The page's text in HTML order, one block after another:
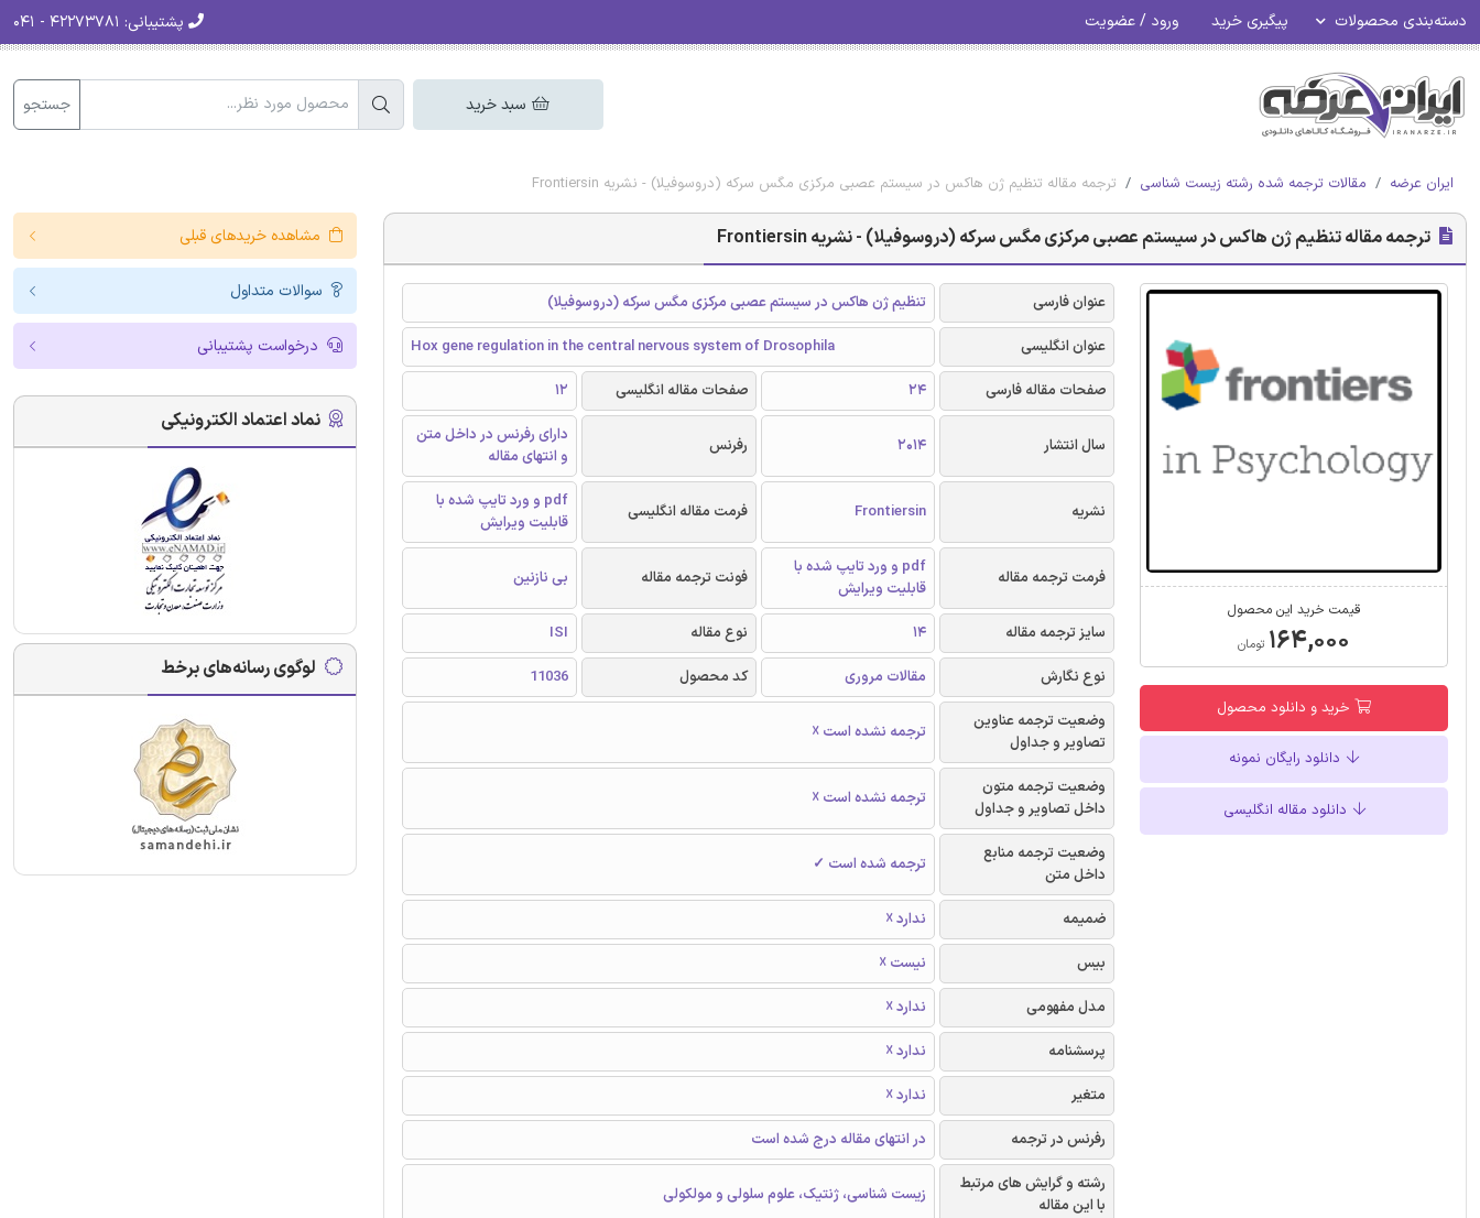
دسته‌بندی محصولات پیگیری خرید ورود / عضویت پشتیبانی:
سبد خرید جستجو
ایران عرضه مقالات ترجمه شده رشته زیست شناسی ترجمه مقاله تنظیم ژن هاکس در سیستم عصبی مرکزی مگس سرکه (دروسوفیلا) - نشریه Frontiersin
ترجمه مقاله تنظیم ژن هاکس در سیستم عصبی مرکزی مگس سرکه (دروسوفیلا) - نشریه Frontiersin
قیمت خرید این محصول
۱۶۴,۰۰۰ تومان
خرید و دانلود محصول
دانلود رایگان نمونه
دانلود مقاله انگلیسی
عنوان فارسی
تنظیم ژن هاکس در سیستم عصبی مرکزی مگس سرکه (دروسوفیلا)
عنوان انگلیسی
Hox gene regulation in the central nervous system of Drosophila
صفحات مقاله فارسی
24 صفحات مقاله انگلیسی 12
سال انتشار 2014 رفرنس
دارای رفرنس در داخل متن
و انتهای مقاله
نشریه Frontiersin فرمت مقاله انگلیسی
pdf و ورد تایپ شده با
قابلیت ویرایش
فرمت ترجمه مقاله
pdf و ورد تایپ شده با
قابلیت ویرایش
فونت ترجمه مقاله بی نازنین
سایز ترجمه مقاله 14 نوع مقاله
ISI
نوع نگارش
مقالات مروری کد محصول
11036
وضعیت ترجمه عناوین
تصاویر و جداول
ترجمه نشده است ☓
وضعیت ترجمه متون
داخل تصاویر و جداول
ترجمه نشده است ☓
وضعیت ترجمه منابع
داخل متن
ترجمه شده است ✓
ضمیمه
ندارد ☓
بیس
نیست ☓
مدل مفهومی
ندارد ☓
پرسشنامه
ندارد ☓
متغیر
ندارد ☓
رفرنس در ترجمه
در انتهای مقاله درج شده است
رشته و گرایش های مرتبط
با این مقاله
زیست شناسی، ژنتیک، علوم سلولی و مولکولی
مشاهده خریدهای قبلی
سوالات متداول
درخواست پشتیبانی
نماد اعتماد الکترونیکی
لوگوی رسانه‌های برخط